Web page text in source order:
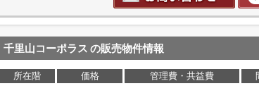
千里山コーポラス の販売物件情報
所在階 価格 管理費・共益費